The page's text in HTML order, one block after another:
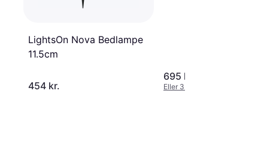
LightsOn Nova Bedlampe
11.5cm
454 kr.
695 kr.
Eller 3 betalinger af 232 kr.